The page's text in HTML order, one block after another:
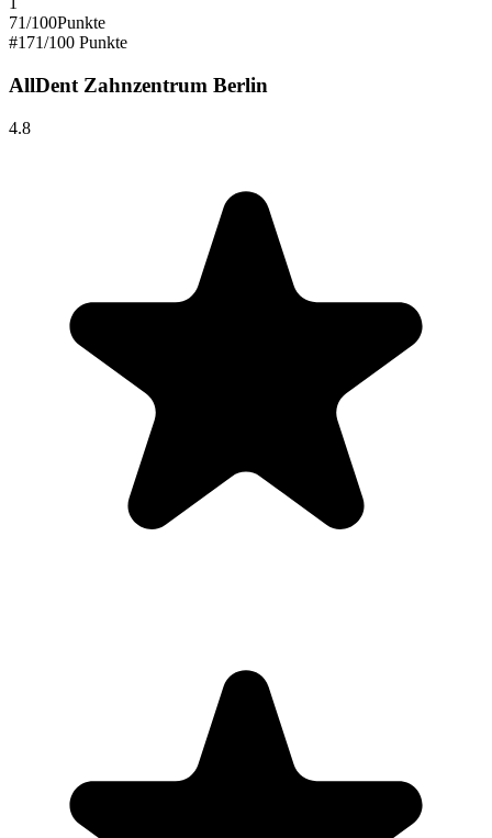
71/100Punkte
#1 71/100 Punkte
AllDent Zahnzentrum Berlin
4.8